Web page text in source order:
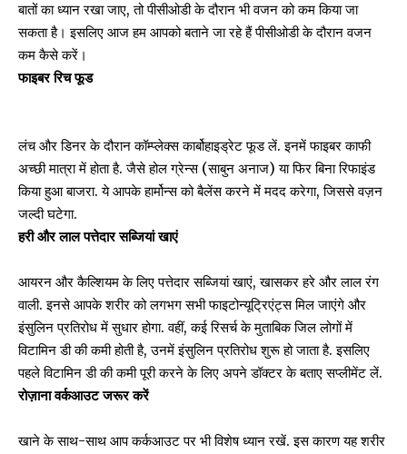
बातों का ध्यान रखा जाए, तो पीसीओडी के दौरान भी वजन को कम किया जा
सकता है। इसलिए आज हम आपको बताने जा रहे हैं पीसीओडी के दौरान वजन
कम कैसे करें।
फाइबर रिच फूड
लंच और डिनर के दौरान कॉम्प्लेक्स कार्बोहाइड्रेट फूड लें. इनमें फाइबर काफी
अच्छी मात्रा में होता है. जैसे होल ग्रेन्स (साबुन अनाज) या फिर बिना रिफाइंड
किया हुआ बाजरा. ये आपके हार्मोन्स को बैलेंस करने में मदद करेगा, जिससे वज़न
जल्दी घटेगा.
हरी और लाल पत्तेदार सब्जियां खाएं
आयरन और कैल्शियम के लिए पत्तेदार सब्जियां खाएं, खासकर हरे और लाल रंग
वाली. इनसे आपके शरीर को लगभग सभी फाइटोन्यूट्रिएंट्स मिल जाएंगे और
इंसुलिन प्रतिरोध में सुधार होगा. वहीं, कई रिसर्च के मुताबिक जिल लोगों में
विटामिन डी की कमी होती है, उनमें इंसुलिन प्रतिरोध शुरू हो जाता है. इसलिए
पहले विटामिन डी की कमी पूरी करने के लिए अपने डॉक्टर के बताए सप्लीमेंट लें.
रोज़ाना वर्कआउट जरूर करें
खाने के साथ-साथ आप कर्कआउट पर भी विशेष ध्यान रखें. इस कारण यह शरीर